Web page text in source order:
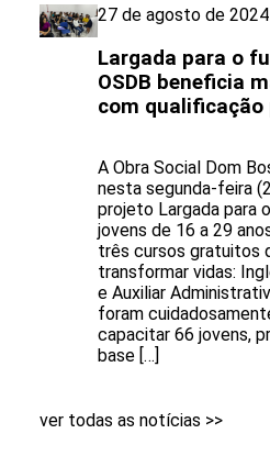
27 de agosto de 2024
Largada para o
OSDB beneficia
com qualificação
A Obra Social Dom
nesta segunda-feira
projeto Largada para
jovens de 16 a 29
três cursos gratuitos
transformar vidas:
e Auxiliar
foram
capacitar 66 jovens,
base […]
ver todas as notícias >>